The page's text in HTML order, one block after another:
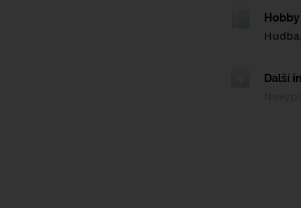
Hobby
Další